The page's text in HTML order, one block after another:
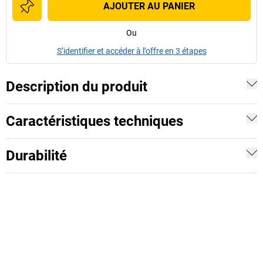
AJOUTER AU PANIER
Ou
S’identifier et accéder à l’offre en 3 étapes
Description du produit
Caractéristiques techniques
Durabilité